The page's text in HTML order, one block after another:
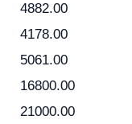
4882.00
4178.00
5061.00
16800.00
21000.00